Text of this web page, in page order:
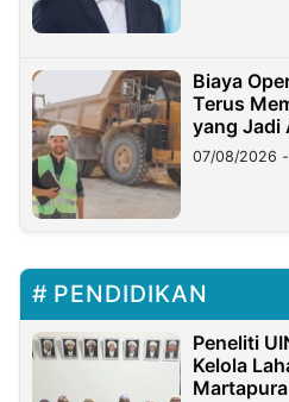
Biaya
Terus
yang Jadi
07/08/2026
PENDIDIKAN
Peneliti
Kelola
Martapura